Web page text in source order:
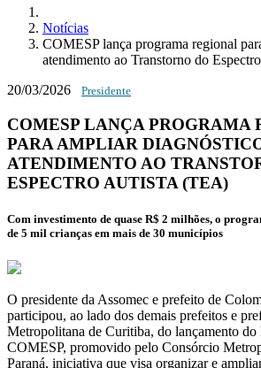
Notícias
COMESP lança programa regional
atendimento ao Transtorno do
20/03/2026 Presidente
COMESP LANÇA PROGRAMA
PARA AMPLIAR
ATENDIMENTO AO
ESPECTRO AUTISTA (TEA)
Com investimento de quase R$ 2 milhões, o
de 5 mil crianças em mais de 30 municípios
O presidente da Assomec e prefeito de
participou, ao lado dos demais prefeitos e
Metropolitana de Curitiba, do lançamento do
COMESP, promovido pelo Consórcio
Paraná, iniciativa que visa organizar e